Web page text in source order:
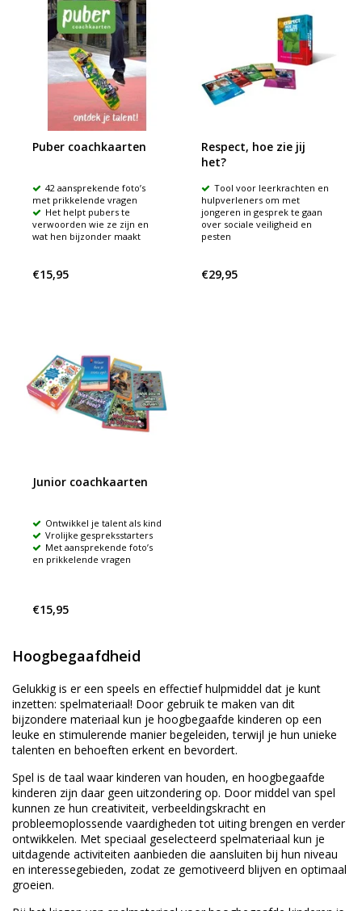
Puber coachkaarten
42 aansprekende foto’s
met prikkelende vragen
Het helpt pubers te
verwoorden wie ze zijn en
wat hen bijzonder maakt
€15,95
Respect, hoe zie jij
het?
Tool voor leerkrachten en
hulpverleners om met
jongeren in gesprek te gaan
over sociale veiligheid en
pesten
€29,95
Junior coachkaarten
Ontwikkel je talent als kind
Vrolijke gespreksstarters
Met aansprekende foto’s
en prikkelende vragen
€15,95
Hoogbegaafdheid
Gelukkig is er een speels en effectief hulpmiddel dat je kunt
inzetten: spelmateriaal! Door gebruik te maken van dit
bijzondere materiaal kun je hoogbegaafde kinderen op een
leuke en stimulerende manier begeleiden, terwijl je hun unieke
talenten en behoeften erkent en bevordert.
Spel is de taal waar kinderen van houden, en hoogbegaafde
kinderen zijn daar geen uitzondering op. Door middel van spel
kunnen ze hun creativiteit, verbeeldingskracht en
probleemoplossende vaardigheden tot uiting brengen en verder
ontwikkelen. Met speciaal geselecteerd spelmateriaal kun je
uitdagende activiteiten aanbieden die aansluiten bij hun niveau
en interessegebieden, zodat ze gemotiveerd blijven en optimaal
groeien.